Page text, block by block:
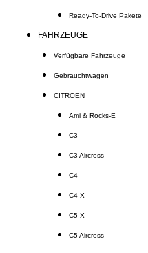
Ready-To-Drive Pakete
FAHRZEUGE
Verfügbare Fahrzeuge
Gebrauchtwagen
CITROËN
Ami & Rocks-E
C3
C3 Aircross
C4
C4 X
C5 X
C5 Aircross